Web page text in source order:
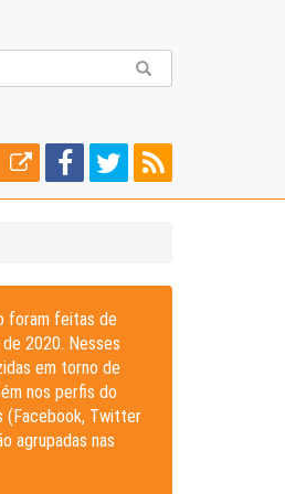
foram feitas de
2020. Nesses
em torno de
nos perfis do
(Facebook, Twitter
agrupadas nas